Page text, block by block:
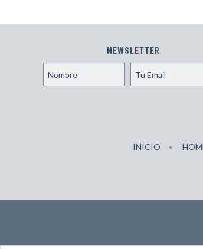
NEWSLETTER
INICIO